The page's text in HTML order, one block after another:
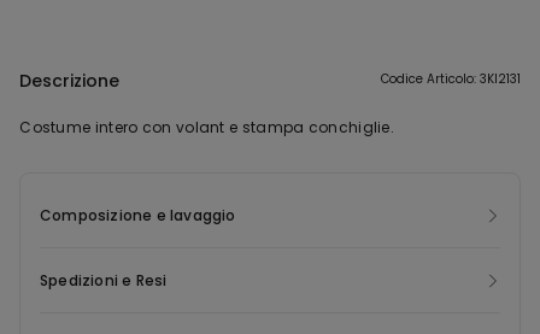
Descrizione Codice Articolo: 3KI2131
Costume intero con volant e stampa conchiglie.
Composizione e lavaggio
Spedizioni e Resi